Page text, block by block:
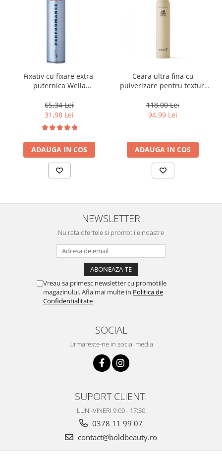
Fixativ cu fixare extra-
puternica Wella
500 ml
65,34 Lei
31,98 Lei
ADAUGA IN COS
Ceara ultra fina cu
pulverizare pentru texturi
Keune Style Air Wax, 200 ml
118,00 Lei
94,99 Lei
ADAUGA IN COS
NEWSLETTER
Nu rata ofertele si promotiile noastre
Vreau sa primesc newsletter cu promotiile
magazinului. Afla mai multe in Politica de
Confidentialitate
SOCIAL
Urmareste-ne in social media
SUPORT CLIENTI
LUNI-VINERI 9:00 - 17:30
0378 11 99 07
contact@boldbeauty.ro